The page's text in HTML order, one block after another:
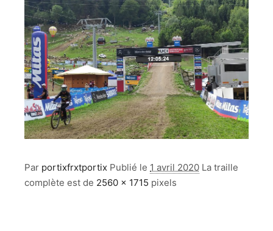
Par portixfrxtportix Publié le 1 avril 2020 La traille
complète est de 2560 × 1715 pixels